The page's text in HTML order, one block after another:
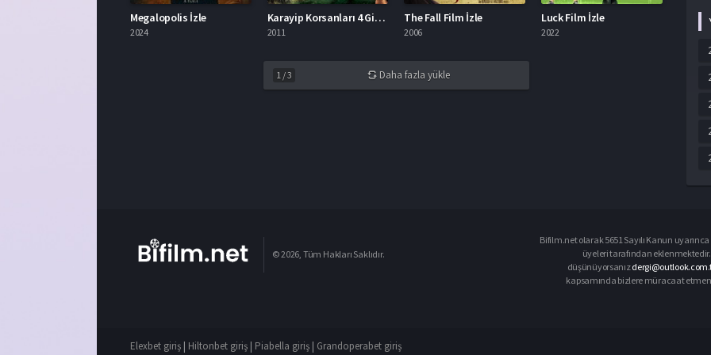
Megalopolis İzle
2024
Karayip Korsanları 4 Gizemli Denizlerde İzle
2011
The Fall Film İzle
2006
Luck Film İzle
2022
1 /3 Daha fazla yükle
© 2026, Tüm Hakları Saklıdır.
Bifilm.net olarak 5651 Sayılı Kanun
üyeleri tarafından
düşünüyorsanız
kapsamında bizlere müracaat
Elexbet giriş | Hiltonbet giriş | Piabella giriş | Grandoperabet giriş